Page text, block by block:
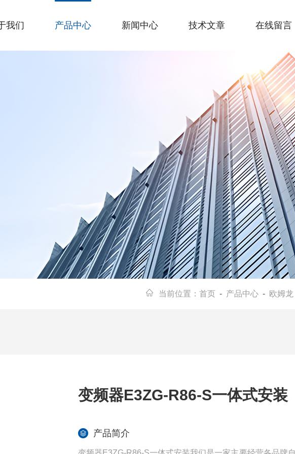
我们 产品中心 新闻中心 技术文章 在线留言
当前位置： 首页 - 产品中心 - 欧姆龙
变频器E3ZG-R86-S一体式安装
产品简介